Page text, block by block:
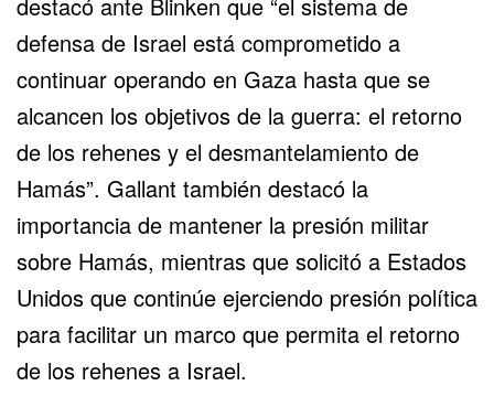
defensa de Israel está comprometido a
continuar operando en Gaza hasta que se
alcancen los objetivos de la guerra: el retorno
de los rehenes y el desmantelamiento de
Hamás”. Gallant también destacó la
importancia de mantener la presión militar
sobre Hamás, mientras que solicitó a Estados
Unidos que continúe ejerciendo presión política
para facilitar un marco que permita el retorno
de los rehenes a Israel.